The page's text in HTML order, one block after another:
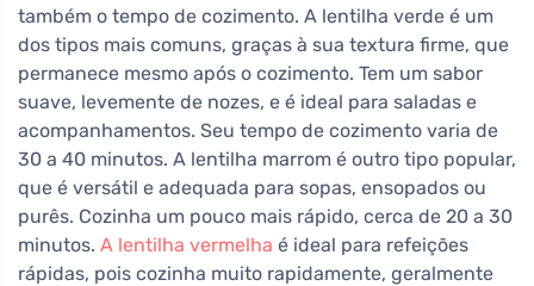
também o tempo de cozimento. A lentilha verde é um
dos tipos mais comuns, graças à sua textura firme, que
permanece mesmo após o cozimento. Tem um sabor
suave, levemente de nozes, e é ideal para saladas e
acompanhamentos. Seu tempo de cozimento varia de
30 a 40 minutos. A lentilha marrom é outro tipo popular,
que é versátil e adequada para sopas, ensopados ou
purês. Cozinha um pouco mais rápido, cerca de 20 a 30
minutos. A lentilha vermelha é ideal para refeições
rápidas, pois cozinha muito rapidamente, geralmente